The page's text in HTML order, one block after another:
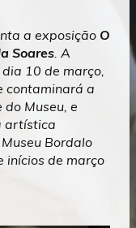
a exposição O
Soares . A
10 de março,
contaminará a
Museu, e
artística
Bordalo
inícios de março